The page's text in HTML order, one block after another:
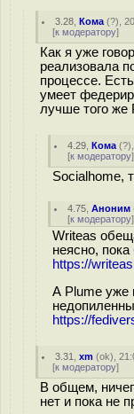
3.28 ,Кома (?),
[к модератору]
Как я уже
реализовала
процессе.
умеет
лучше того же
4.29 ,Кома (?
[к модератору]
Socialhome,
4.75 ,Аноним
[к модератору]
Writeas
неясно,
https://
А Plume уже
https://
3.31 ,xm (ok),
[к модератору]
В общем,
нет и пока не